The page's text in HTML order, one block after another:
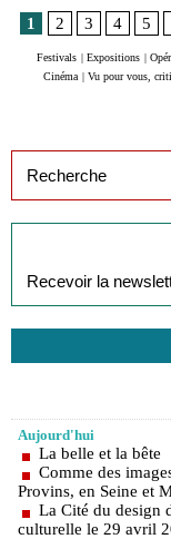
1
2 3 4 5
Festivals | Expositions |
Cinéma | Vu pour vous,
Aujourd'hui
La belle et la bête
Comme des
Provins, en Seine et
La Cité du design
culturelle le 29 avril